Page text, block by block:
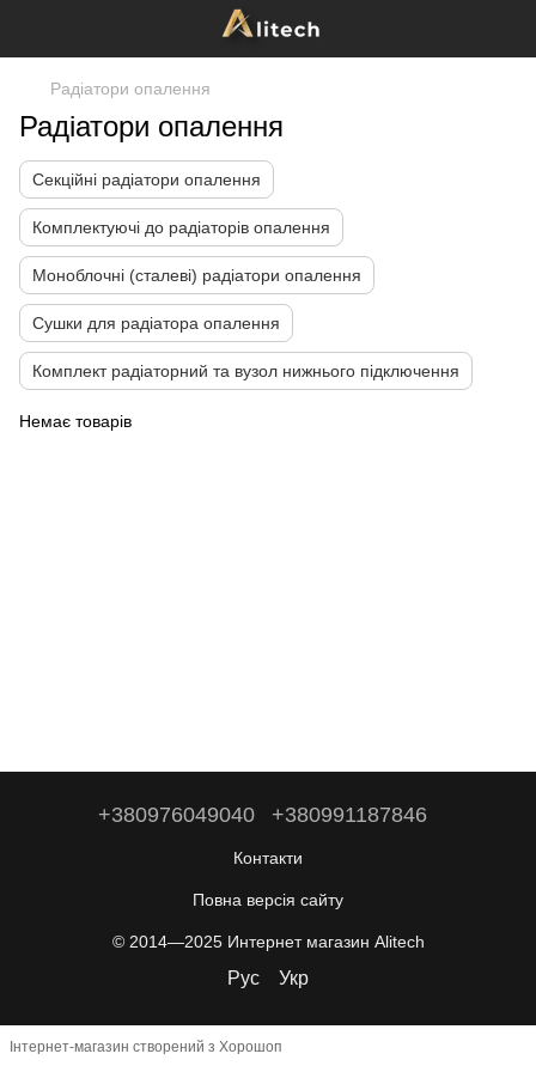
Радіатори опалення
Радіатори опалення
Секційні радіатори опалення
Комплектуючі до радіаторів опалення
Моноблочні (сталеві) радіатори опалення
Сушки для радіатора опалення
Комплект радіаторний та вузол нижнього підключення
Немає товарів
+380976049040 +380991187846
Контакти
Повна версія сайту
© 2014—2025 Интернет магазин Alitech
Рус Укр
Інтернет-магазин створений з Хорошоп